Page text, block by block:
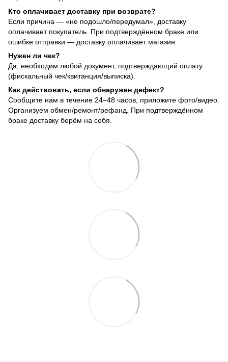
Кто оплачивает доставку при возврате?
Если причина — «не подошло/передумал», доставку
оплачивает покупатель. При подтверждённом браке или
ошибке отправки — доставку оплачивает магазин.
Нужен ли чек?
Да, необходим любой документ, подтверждающий оплату
(фискальный чек/квитанция/выписка).
Как действовать, если обнаружен дефект?
Сообщите нам в течение 24–48 часов, приложите фото/видео.
Организуем обмен/ремонт/рефанд. При подтверждённом
браке доставку берём на себя.